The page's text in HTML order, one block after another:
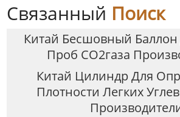
Связанный Поиск
Китай Бесшовный
Проб CO2газа
Китай Цилиндр Для
Плотности Легких